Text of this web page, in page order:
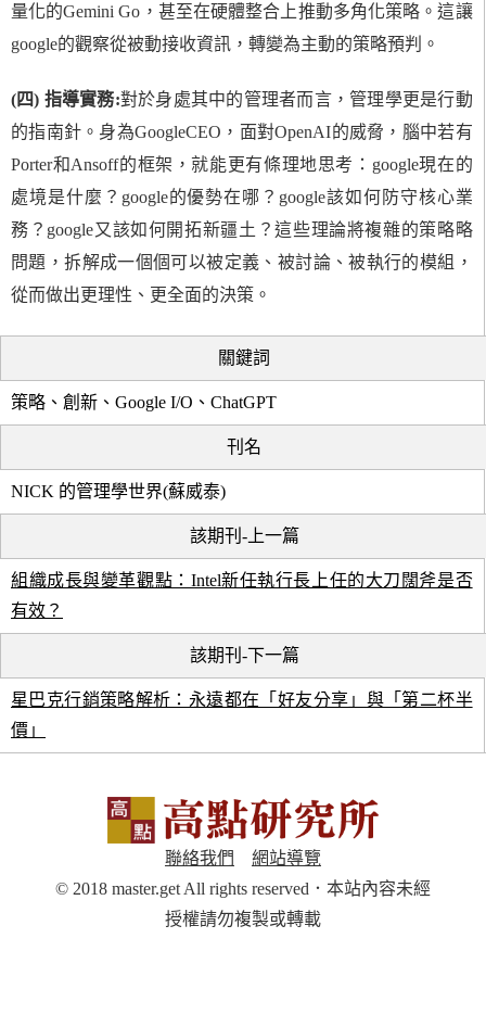
量化的Gemini Go，甚至在硬體整合上推動多角化策略。這讓
google的觀察從被動接收資訊，轉變為主動的策略預判。
(四) 指導實務:對於身處其中的管理者而言，管理學更是行動
的指南針。身為GoogleCEO，面對OpenAI的威脅，腦中若有
Porter和Ansoff的框架，就能更有條理地思考：google現在的
處境是什麼？google的優勢在哪？google該如何防守核心業
務？google又該如何開拓新疆土？這些理論將複雜的策略略
問題，拆解成一個個可以被定義、被討論、被執行的模組，
從而做出更理性、更全面的決策。
關鍵詞
策略、創新、Google I/O、ChatGPT
刊名
NICK 的管理學世界(蘇威泰)
該期刊-上一篇
組織成長與變革觀點：Intel新任執行長上任的大刀闊斧是否
有效？
該期刊-下一篇
星巴克行銷策略解析：永遠都在「好友分享」與「第二杯半
價」
聯絡我們
網站導覽
© 2018 master.get All rights reserved．本站內容未經
授權請勿複製或轉載